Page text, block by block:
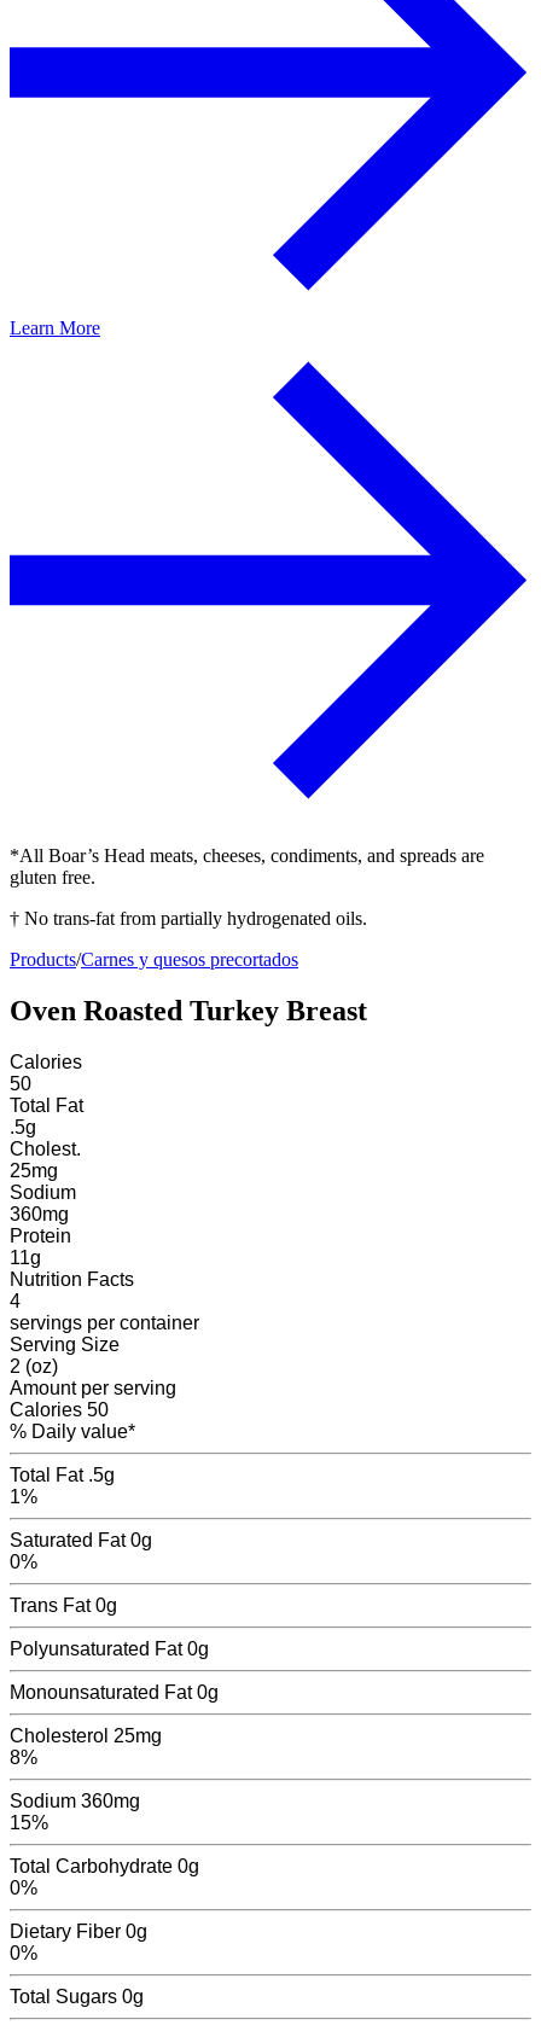
Learn More
*All Boar’s Head meats, cheeses, condiments, and spreads are
gluten free.
† No trans-fat from partially hydrogenated oils.
Products/Carnes y quesos precortados
Oven Roasted Turkey Breast
Calories
50
Total Fat
.5g
Cholest.
25mg
Sodium
360mg
Protein
11g
Nutrition Facts
4
servings per container
Serving Size
2 (oz)
Amount per serving
Calories 50
% Daily value*
Total Fat .5g
1%
Saturated Fat0g
0%
Trans Fat 0g
Polyunsaturated Fat 0g
Monounsaturated Fat 0g
Cholesterol 25mg
8%
Sodium 360mg
15%
Total Carbohydrate 0g
0%
Dietary Fiber 0g
0%
Total Sugars 0g